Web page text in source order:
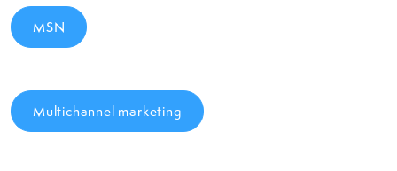
MSN
Multichannel marketing